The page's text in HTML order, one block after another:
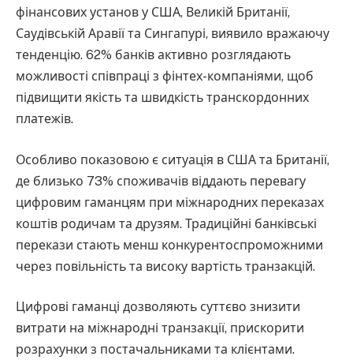
фінансових установ у США, Великій Британії,
Саудівській Аравії та Сингапурі, виявило вражаючу
тенденцію. 62% банків активно розглядають
можливості співпраці з фінтех-компаніями, щоб
підвищити якість та швидкість транскордонних
платежів.
Особливо показовою є ситуація в США та Британії,
де близько 73% споживачів віддають перевагу
цифровим гаманцям при міжнародних переказах
коштів родичам та друзям. Традиційні банківські
перекази стають менш конкурентоспроможними
через повільність та високу вартість транзакцій.
Цифрові гаманці дозволяють суттєво знизити
витрати на міжнародні транзакції, прискорити
розрахунки з постачальниками та клієнтами.